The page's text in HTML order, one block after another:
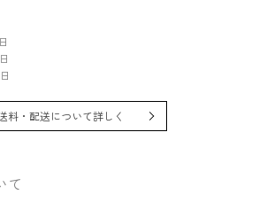
料・配送について詳しく
て